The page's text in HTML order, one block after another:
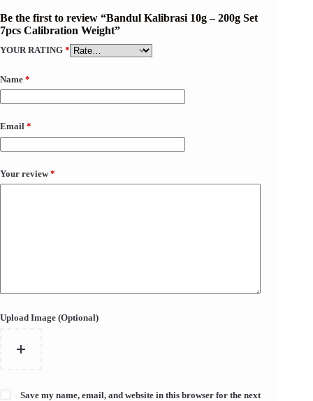
Be the first to review “Bandul Kalibrasi 10g – 200g Set
7pcs Calibration Weight”
YOUR RATING *
Name *
Email *
Your review*
Upload Image (Optional)
Save my name, email, and website in this browser for the next